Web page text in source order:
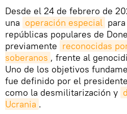
Desde el 24 de febrero de
una operación especial
repúblicas populares de
previamente reconocidas
soberanos , frente al
Uno de los objetivos
fue definido por el
como la desmilitarización y
Ucrania .